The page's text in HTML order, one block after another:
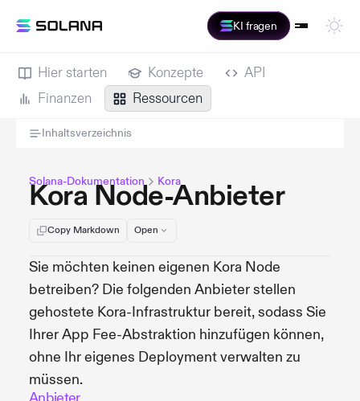
KI fragen
Hier starten Konzepte
API
Finanzen
Ressourcen
Inhaltsverzeichnis
Solana-Dokumentation Kora
Kora Node-Anbieter
Copy Markdown Open
Sie möchten keinen eigenen Kora Node
betreiben? Die folgenden Anbieter stellen
gehostete Kora-Infrastruktur bereit, sodass Sie
Ihrer App Fee-Abstraktion hinzufügen können,
ohne Ihr eigenes Deployment verwalten zu
müssen.